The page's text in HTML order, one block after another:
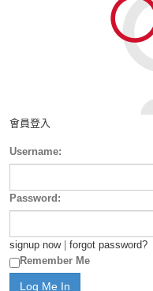
會員登入
Username:
Password:
signup now| forgot password?
Remember Me